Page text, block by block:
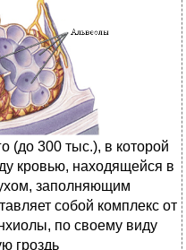
(до 300 тыс.), в которой
кровью, находящейся в
заполняющим
собой комплекс от
по своему виду
гроздь